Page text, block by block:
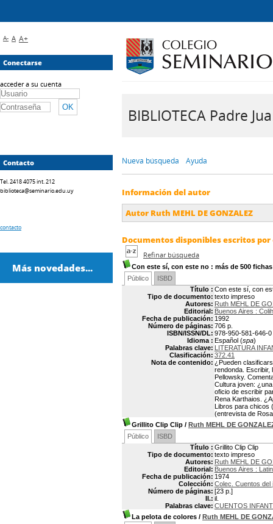
BIBLIOTECA Padre
Nueva búsqueda Ayuda
Información del autor
Autor Ruth MEHL DE GONZALEZ
Documentos disponibles escritos
Refinar búsqueda
Con este sí, con este no : más de 500
Público
ISBD
Título : Con este sí, con
Tipo de documento: texto impreso
Autores: Ruth MEHL DE
Editorial: Buenos Aires :
Fecha de publicación: 1992
Número de páginas: 706 p.
ISBN/ISSN/DL: 978-950-581-646-0
Idioma : Español (spa)
Palabras clave: LITERATURA
Clasificación: 372.41
Nota de contenido: ¿Pueden
rendonda. Escribir,
Pellowsky.
Cultura joven:
oficio de escribir
Rena Karthaios.
Libros para chicos
(entrevista de
Grillito Clip Clip / Ruth MEHL DE
Público
ISBD
Título : Grillito Clip Clip
Tipo de documento: texto impreso
Autores: Ruth MEHL DE
Editorial: Buenos Aires :
Fecha de publicación: 1974
Colección: Colec. Cuentos del
Número de páginas: [23 p.]
Il.: il.
Palabras clave: CUENTOS
La pelota de colores / Ruth MEHL DE
A- A A+
Conectarse
acceder a su cuenta
Contacto
Tel. 2418 4075 int. 212
biblioteca@seminario.edu.uy
contacto
Más novedades...